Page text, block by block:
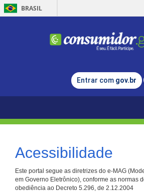
BRASIL
Entrar com gov.br
Acessibilidade
Este portal segue as diretrizes do e-MAG
em Governo Eletrônico), conforme as normas
obediência ao Decreto 5.296, de 2.12.2004